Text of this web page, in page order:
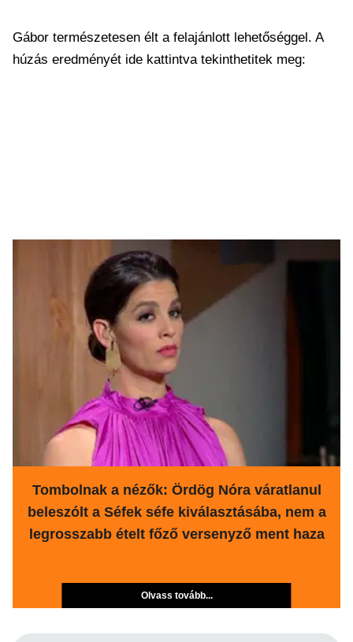
Gábor természetesen élt a felajánlott lehetőséggel. A
húzás eredményét ide kattintva tekinthetitek meg:
Tombolnak a nézők: Ördög Nóra váratlanul
beleszólt a Séfek séfe kiválasztásába, nem a
legrosszabb ételt főző versenyző ment haza
Olvass tovább...